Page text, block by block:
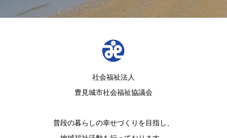
社会福祉法人
豊見城市社会福祉協議会
普段の暮らしの幸せづくりを目指し、